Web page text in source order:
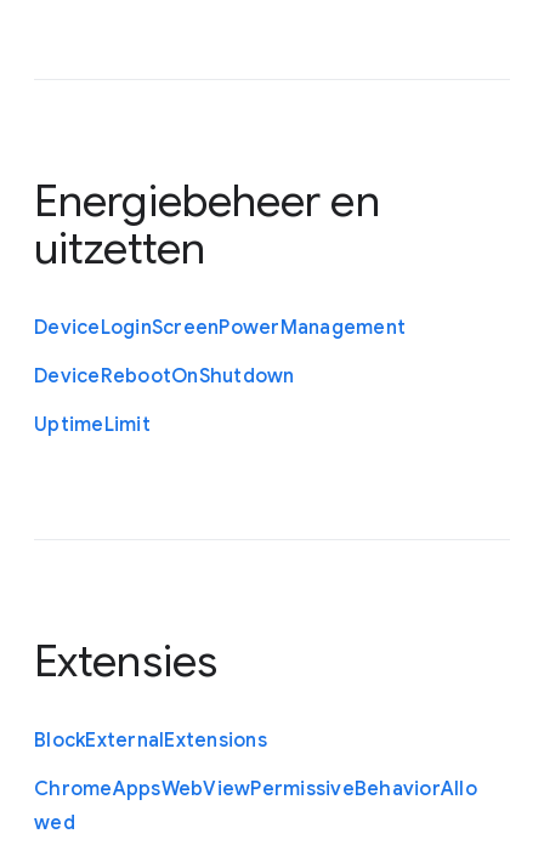
Energiebeheer en
uitzetten
DeviceLoginScreenPowerManagement
DeviceRebootOnShutdown
UptimeLimit
Extensies
BlockExternalExtensions
ChromeAppsWebViewPermissiveBehaviorAllo
wed